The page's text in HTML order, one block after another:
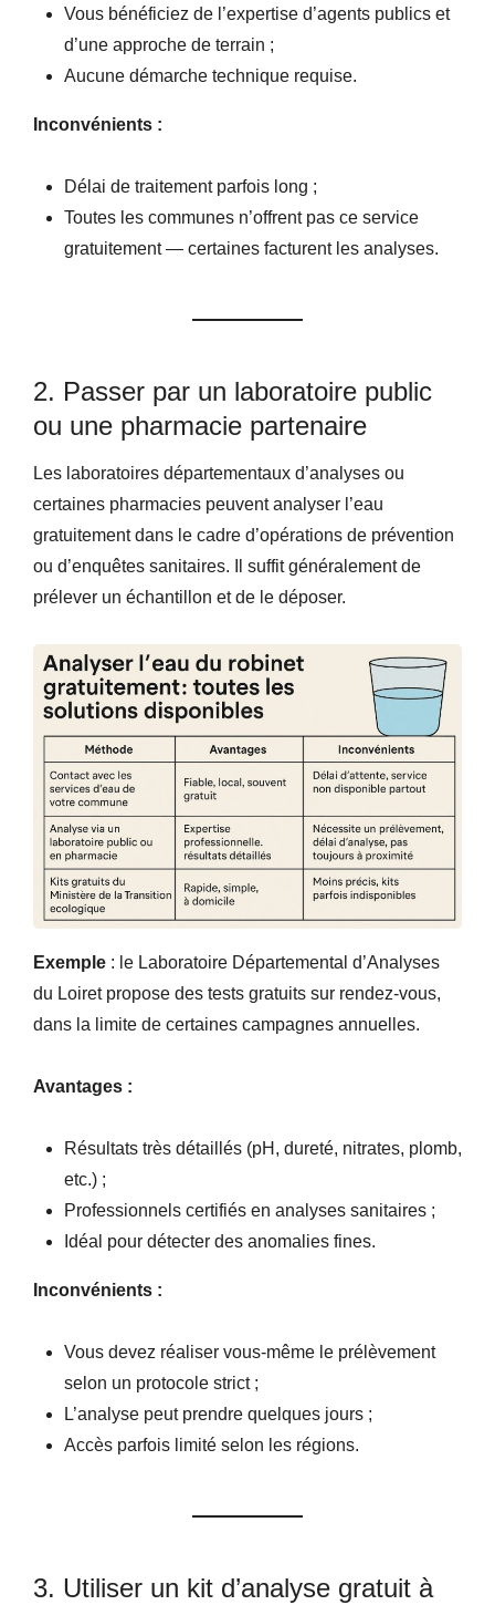
Vous bénéficiez de l’expertise d’agents publics et
d’une approche de terrain ;
Aucune démarche technique requise.
Inconvénients :
Délai de traitement parfois long ;
Toutes les communes n’offrent pas ce service
gratuitement — certaines facturent les analyses.
2. Passer par un laboratoire public
ou une pharmacie partenaire
Les laboratoires départementaux d’analyses ou
certaines pharmacies peuvent analyser l’eau
gratuitement dans le cadre d’opérations de prévention
ou d’enquêtes sanitaires. Il suffit généralement de
prélever un échantillon et de le déposer.
Exemple : le Laboratoire Départemental d’Analyses
du Loiret propose des tests gratuits sur rendez-vous,
dans la limite de certaines campagnes annuelles.
Avantages :
Résultats très détaillés (pH, dureté, nitrates, plomb,
etc.) ;
Professionnels certifiés en analyses sanitaires ;
Idéal pour détecter des anomalies fines.
Inconvénients :
Vous devez réaliser vous-même le prélèvement
selon un protocole strict ;
L’analyse peut prendre quelques jours ;
Accès parfois limité selon les régions.
3. Utiliser un kit d’analyse gratuit à